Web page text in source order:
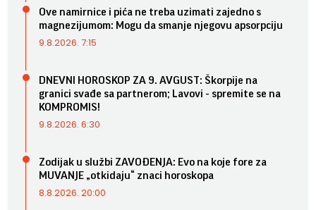
Ove namirnice i pića ne treba uzimati zajedno s
magnezijumom: Mogu da smanje njegovu apsorpciju
9.8.2026. 7:15
DNEVNI HOROSKOP ZA 9. AVGUST: Škorpije na
granici svađe sa partnerom; Lavovi - spremite se na
KOMPROMIS!
9.8.2026. 6:30
Zodijak u službi ZAVOĐENJA: Evo na koje fore za
MUVANJE „otkidaju“ znaci horoskopa
8.8.2026. 20:00